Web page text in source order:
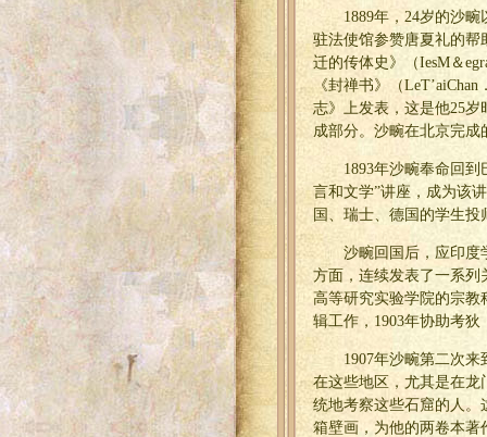
1889年，24岁的沙
驻法使馆参赞唐夏礼的帮
迁的传体史》（IesM＆
《封禅书》（LeT’aiChan
志》上发表，这是他25
成部分。沙畹在北京完
1893年沙畹奉命回到
言和文学”讲座，成为该
国、瑞士、德国的学生
沙畹回国后，应印度
方面，连续发表了一系列
高等研究实验学院的宗教
辑工作，1903年协助考
1907年沙畹第二次
在这些地区，尤其是在龙
统地考察这些石窟的人。
箱壁画，为他的两卷本著